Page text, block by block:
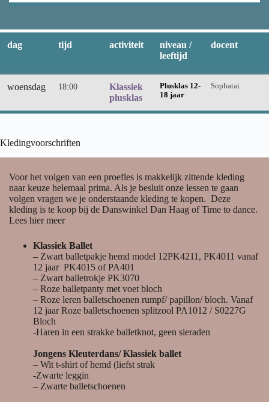
dag tijd activiteit
niveau /
leeftijd
docent
woensdag 18:00
Klassiek
plusklas
Plusklas 12-
18 jaar
Sophatai
Kledingvoorschriften
Voor het volgen van een proefles is makkelijk zittende kleding
naar keuze helemaal prima. Als je besluit onze lessen te gaan
volgen vragen we je onderstaande kleding te kopen. Deze
kleding is te koop bij de Danswinkel Dan Haag of Time to dance.
Lees hier meer
Klassiek Ballet
– Zwart balletpakje hemd model 12PK4211, PK4011 vanaf
12 jaar PK4015 of PA401
– Zwart balletrokje PK3070
– Roze balletpanty met voet bloch
– Roze leren balletschoenen rumpf/ papillon/ bloch. Vanaf
12 jaar Roze balletschoenen splitzool PA1012 / S0227G
Bloch
-Haren in een strakke balletknot, geen sieraden
Jongens Kleuterdans/ Klassiek ballet
– Wit t-shirt of hemd (liefst strak
-Zwarte leggin
– Zwarte balletschoenen